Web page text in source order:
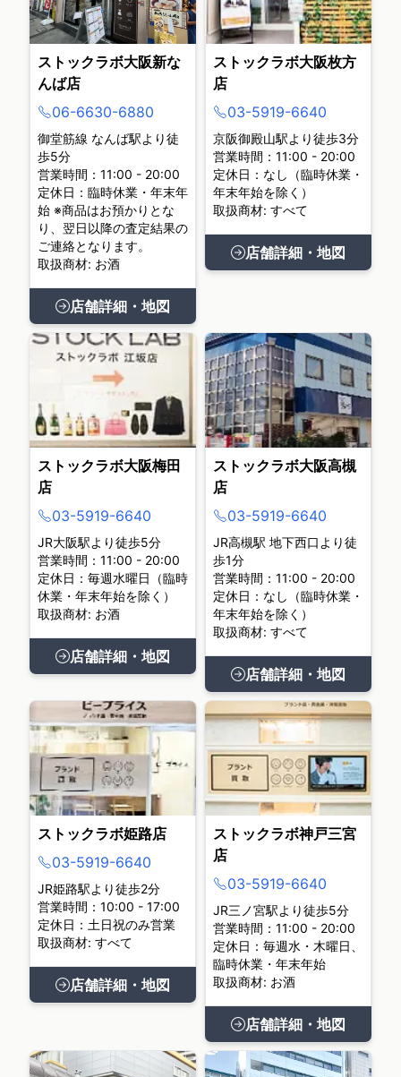
ストックラボ大阪新な
んば店
06-6630-6880
御堂筋線 なんば駅より徒
歩5分
営業時間：11:00 - 20:00
定休日：臨時休業・年末年
始 ※商品はお預かりとな
り、翌日以降の査定結果の
ご連絡となります。
取扱商材: お酒
店舗詳細・地図
ストックラボ大阪枚方
店
03-5919-6640
京阪御殿山駅より徒歩3分
営業時間：11:00 - 20:00
定休日：なし（臨時休業・
年末年始を除く）
取扱商材: すべて
店舗詳細・地図
ストックラボ大阪梅田
店
03-5919-6640
JR大阪駅より徒歩5分
営業時間：11:00 - 20:00
定休日：毎週水曜日（臨時
休業・年末年始を除く）
取扱商材: お酒
店舗詳細・地図
ストックラボ大阪高槻
店
03-5919-6640
JR高槻駅 地下西口より徒
歩1分
営業時間：11:00 - 20:00
定休日：なし（臨時休業・
年末年始を除く）
取扱商材: すべて
店舗詳細・地図
ストックラボ姫路店
03-5919-6640
JR姫路駅より徒歩2分
営業時間：10:00 - 17:00
定休日：土日祝のみ営業
取扱商材: すべて
店舗詳細・地図
ストックラボ神戸三宮
店
03-5919-6640
JR三ノ宮駅より徒歩5分
営業時間：11:00 - 20:00
定休日：毎週水・木曜日、
臨時休業・年末年始
取扱商材: お酒
店舗詳細・地図